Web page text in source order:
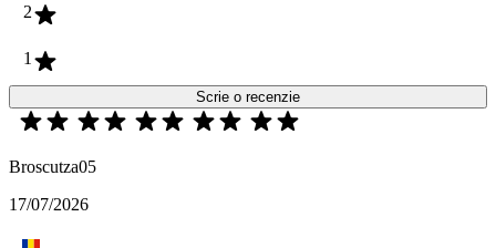
2
1
Scrie o recenzie
Broscutza05
17/07/2026